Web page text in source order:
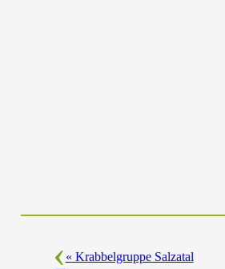
« Krabbelgruppe Salzatal